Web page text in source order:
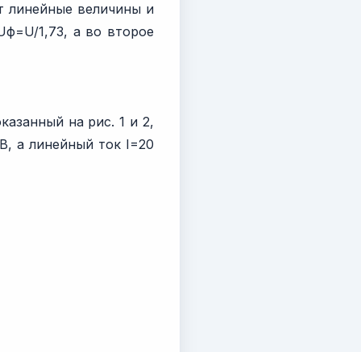
линейные величины и
1,73, а во второе
на рис. 1 и 2,
а линейный ток I=20